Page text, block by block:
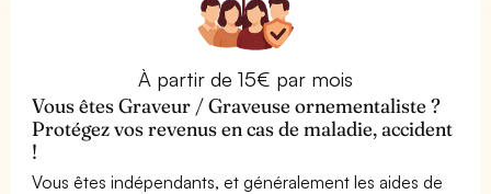
À partir de 15€ par mois
Vous êtes Graveur / Graveuse ornementaliste ?
Protégez vos revenus en cas de maladie, accident
!
Vous êtes indépendants, et généralement les aides de